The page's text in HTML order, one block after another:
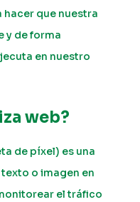
que nuestra
y de forma
en nuestro
web?
de píxel) es una
o imagen en
el tráfico